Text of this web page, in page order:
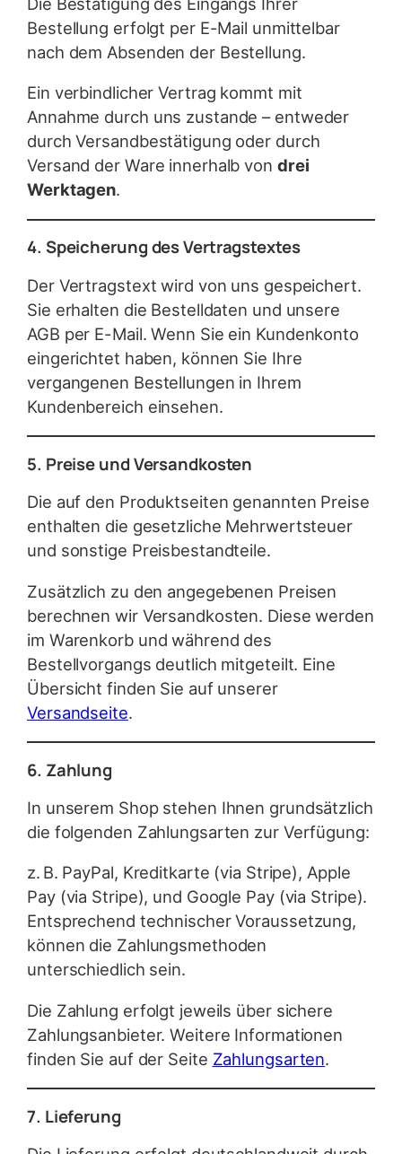
Bestellung erfolgt per E-Mail unmittelbar
nach dem Absenden der Bestellung.
Ein verbindlicher Vertrag kommt mit
Annahme durch uns zustande – entweder
durch Versandbestätigung oder durch
Versand der Ware innerhalb von drei
Werktagen.
4. Speicherung des Vertragstextes
Der Vertragstext wird von uns gespeichert.
Sie erhalten die Bestelldaten und unsere
AGB per E-Mail. Wenn Sie ein Kundenkonto
eingerichtet haben, können Sie Ihre
vergangenen Bestellungen in Ihrem
Kundenbereich einsehen.
5. Preise und Versandkosten
Die auf den Produktseiten genannten Preise
enthalten die gesetzliche Mehrwertsteuer
und sonstige Preisbestandteile.
Zusätzlich zu den angegebenen Preisen
berechnen wir Versandkosten. Diese werden
im Warenkorb und während des
Bestellvorgangs deutlich mitgeteilt. Eine
Übersicht finden Sie auf unserer
Versandseite.
6. Zahlung
In unserem Shop stehen Ihnen grundsätzlich
die folgenden Zahlungsarten zur Verfügung:
z. B. PayPal, Kreditkarte (via Stripe), Apple
Pay (via Stripe), und Google Pay (via Stripe).
Entsprechend technischer Voraussetzung,
können die Zahlungsmethoden
unterschiedlich sein.
Die Zahlung erfolgt jeweils über sichere
Zahlungsanbieter. Weitere Informationen
finden Sie auf der Seite Zahlungsarten.
7. Lieferung